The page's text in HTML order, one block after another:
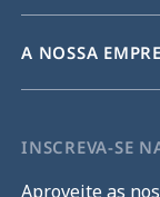
A NOSSA
INSCREVA-SE
Aproveite as